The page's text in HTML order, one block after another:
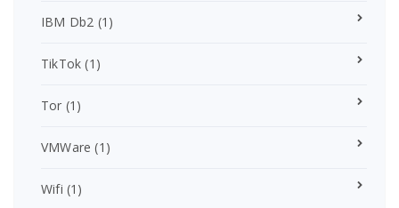
IBM Db2 (1)
TikTok (1)
Tor (1)
VMWare (1)
Wifi (1)